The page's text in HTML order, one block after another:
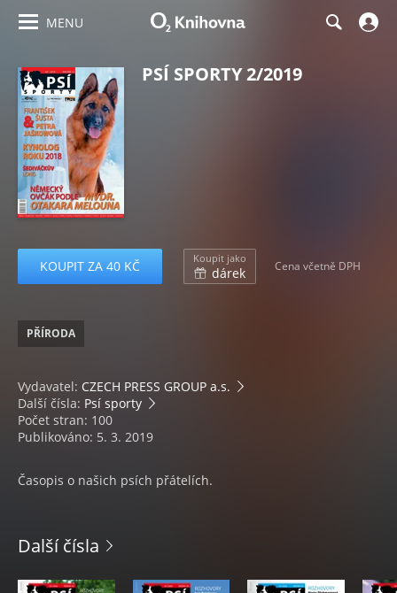
MENU
PSÍ SPORTY 2/2019
KOUPIT ZA 40 KČ Koupit jako
dárek Cena včetně DPH
PŘÍRODA
Vydavatel: CZECH PRESS GROUP a.s.
Další čísla: Psí sporty
Počet stran: 100
Publikováno: 5. 3. 2019
Časopis o našich psích přátelích.
Další čísla